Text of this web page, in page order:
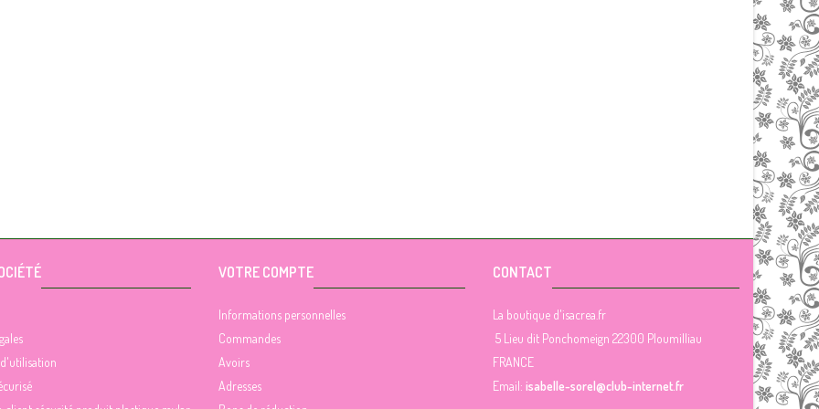
VOTRE COMPTE
Informations personnelles
Commandes
Avoirs
Adresses
CONTACT
La boutique d'isacrea.fr
5 Lieu dit Ponchomeign 22300 Ploumilliau
FRANCE
Email: isabelle-sorel@club-internet.fr